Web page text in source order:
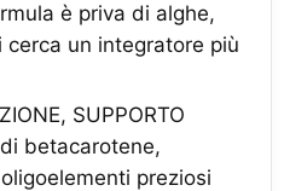
è priva di alghe,
cerca un integratore più
SUPPORTO
di betacarotene,
preziosi